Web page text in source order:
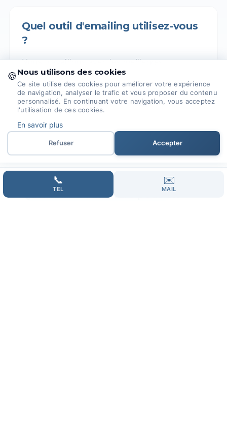
Quel outil d'emailing utilisez-vous
?
Nous travaillons avec les meilleures
plateformes selon vos besoins :
(solution française RGPD),Mailchimppour les
PME,ActiveCampaign ouHubSpotpour le
conseillons l'outil le plus adapté.
Quel taux d'ouverture peut-on
📞
TEL
✉️
MAIL
🍪Nous utilisons des cookies
Ce site utilise des cookies pour améliorer votre expérience
de navigation, analyser le trafic et vous proposer du contenu
personnalisé. En continuant votre navigation, vous acceptez
l'utilisation de ces cookies.
En savoir plus
Refuser Accepter